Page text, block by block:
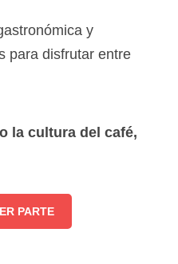
y
para disfrutar entre
la cultura del café,
PARTE